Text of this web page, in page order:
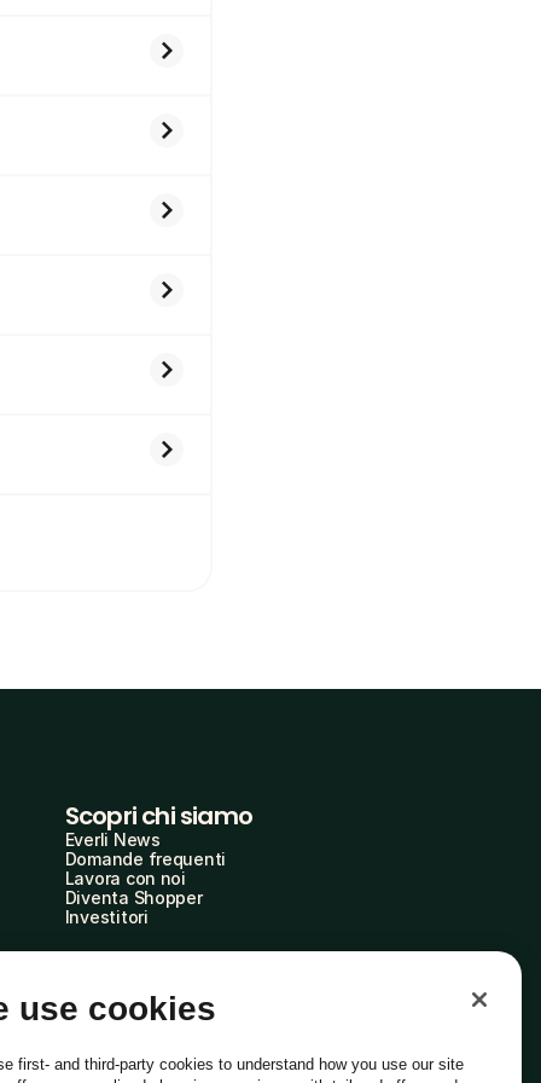
Scopri chi siamo
Everli News
Domande frequenti
Lavora con noi
Diventa Shopper
Investitori
use cookies
first- and third-party cookies to understand how you use our site